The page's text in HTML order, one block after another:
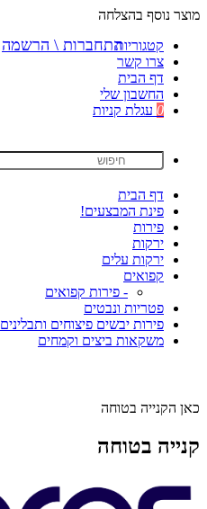
מוצר נוסף בהצלחה
קטגוריות
צרו קשר
דף הבית
החשבון שלי
0 עגלת קניות
דף הבית
פינת המבצעים!
פירות
ירקות
ירקות עלים
קפואים
- פירות קפואים
פטריות ונבטים
פירות יבשים פיצוחים ותבלינים
משקאות ביצים וקמחים
כאן הקנייה בטוחה
קנייה בטוחה
התחברות \ הרשמה